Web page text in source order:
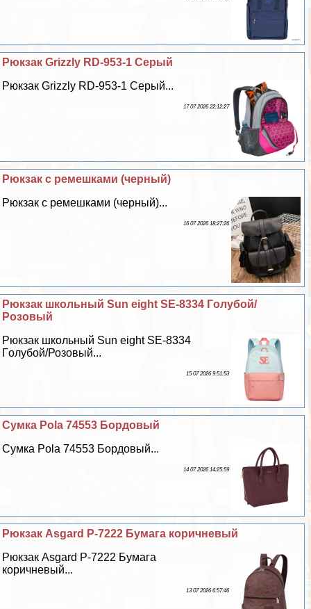
Рюкзак Grizzly RD-953-1 Серый
Рюкзак Grizzly RD-953-1 Серый...
17 07 2026 22:12:27
Рюкзак с ремешками (черный)
Рюкзак с ремешками (черный)...
16 07 2026 18:27:26
Рюкзак школьный Sun eight SE-8334 Гoлyбой/
Розовый
Рюкзак школьный Sun eight SE-8334
Гoлyбой/Розовый...
15 07 2026 9:51:53
Сумка Pola 74553 Бордовый
Сумка Pola 74553 Бордовый...
14 07 2026 14:25:59
Рюкзак Asgard Р-7222 Бумага коричневый
Рюкзак Asgard Р-7222 Бумага
коричневый...
13 07 2026 6:57:46